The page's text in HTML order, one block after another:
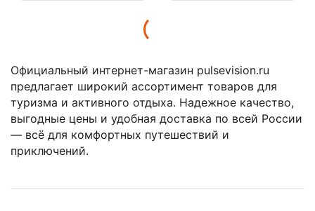
Официальный интернет-магазин pulsevision.ru
предлагает широкий ассортимент товаров для
туризма и активного отдыха. Надежное качество,
выгодные цены и удобная доставка по всей России
— всё для комфортных путешествий и
приключений.